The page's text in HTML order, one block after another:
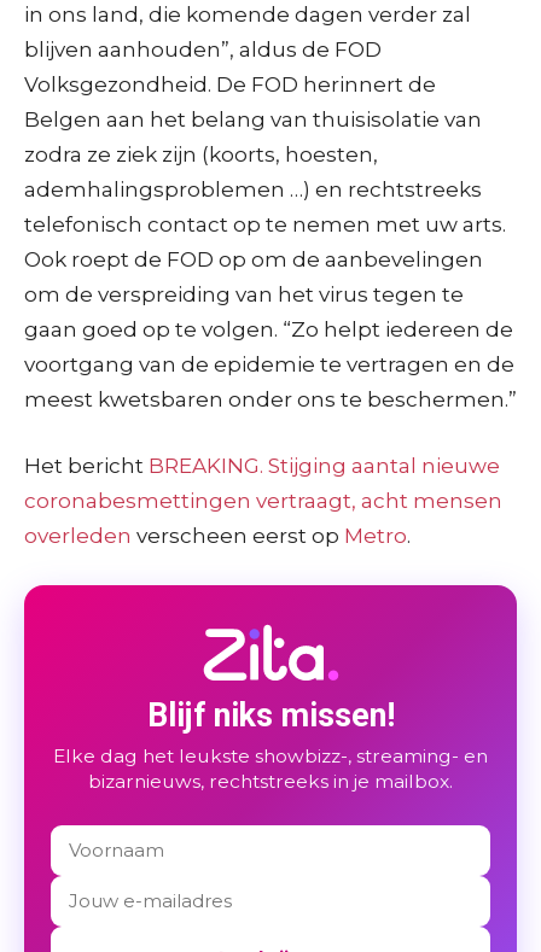
in ons land, die komende dagen verder zal
blijven aanhouden”, aldus de FOD
Volksgezondheid. De FOD herinnert de
Belgen aan het belang van thuisisolatie van
zodra ze ziek zijn (koorts, hoesten,
ademhalingsproblemen …) en rechtstreeks
telefonisch contact op te nemen met uw arts.
Ook roept de FOD op om de aanbevelingen
om de verspreiding van het virus tegen te
gaan goed op te volgen. “Zo helpt iedereen de
voortgang van de epidemie te vertragen en de
meest kwetsbaren onder ons te beschermen.”
Het bericht BREAKING. Stijging aantal nieuwe
coronabesmettingen vertraagt, acht mensen
overleden verscheen eerst op Metro.
Blijf niks missen!
Elke dag het leukste showbizz-, streaming- en
bizarnieuws, rechtstreeks in je mailbox.